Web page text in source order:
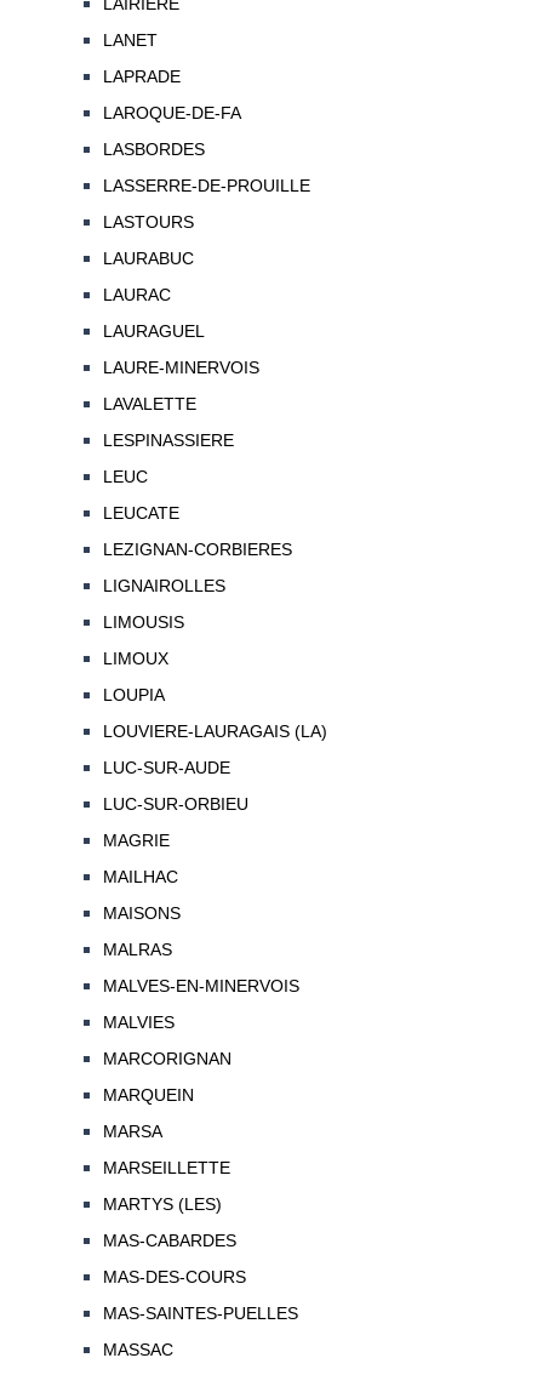
LAIRIERE
LANET
LAPRADE
LAROQUE-DE-FA
LASBORDES
LASSERRE-DE-PROUILLE
LASTOURS
LAURABUC
LAURAC
LAURAGUEL
LAURE-MINERVOIS
LAVALETTE
LESPINASSIERE
LEUC
LEUCATE
LEZIGNAN-CORBIERES
LIGNAIROLLES
LIMOUSIS
LIMOUX
LOUPIA
LOUVIERE-LAURAGAIS (LA)
LUC-SUR-AUDE
LUC-SUR-ORBIEU
MAGRIE
MAILHAC
MAISONS
MALRAS
MALVES-EN-MINERVOIS
MALVIES
MARCORIGNAN
MARQUEIN
MARSA
MARSEILLETTE
MARTYS (LES)
MAS-CABARDES
MAS-DES-COURS
MAS-SAINTES-PUELLES
MASSAC